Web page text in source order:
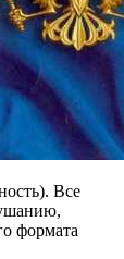
Все
формата